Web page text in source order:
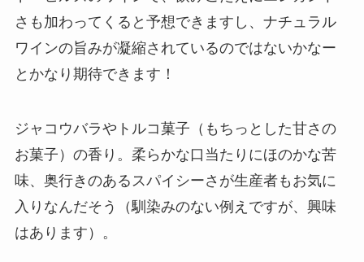
さも加わってくると予想できますし、ナチュラル
ワインの旨みが凝縮されているのではないかなー
とかなり期待できます！
ジャコウバラやトルコ菓子（もちっとした甘さの
お菓子）の香り。柔らかな口当たりにほのかな苦
味、奥行きのあるスパイシーさが生産者もお気に
入りなんだそう（馴染みのない例えですが、興味
はあります）。